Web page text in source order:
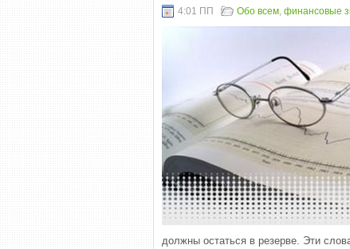
4:01 ПП Обо всем, финансовые
должны остаться в резерве. Эти